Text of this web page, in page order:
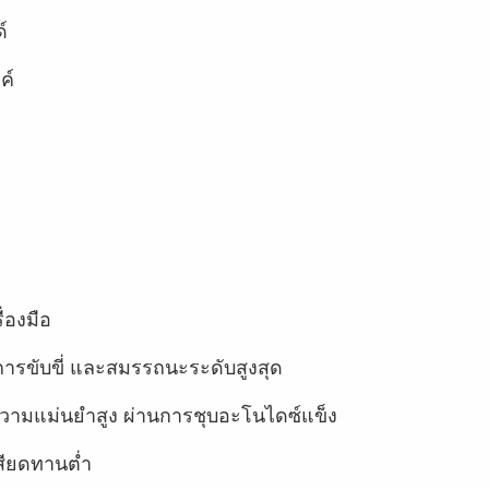
งมือ
รขับขี่ และสมรรถนะระดับสูงสุด
มแม่นยำสูง ผ่านการชุบอะโนไดซ์แข็ง
ยดทานต่ำ